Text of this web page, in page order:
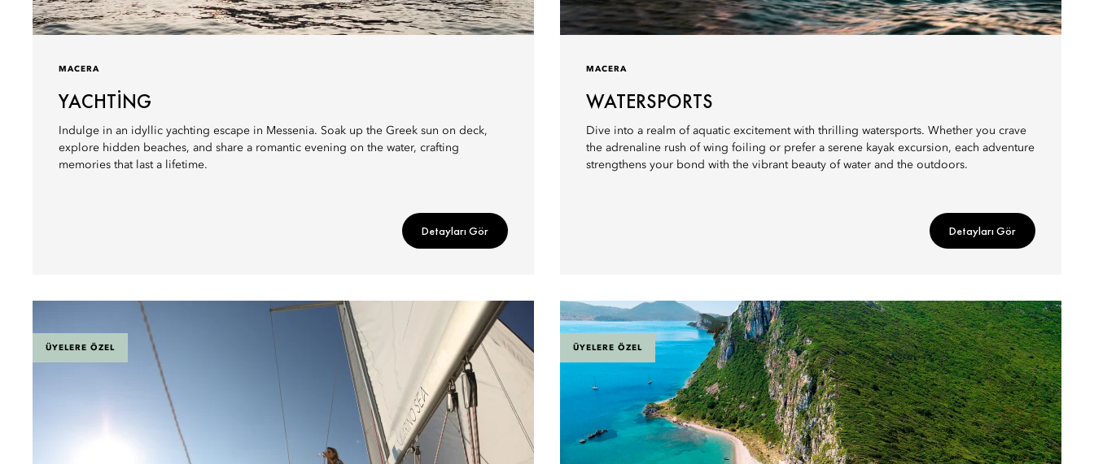
MACERA
YACHTING
Indulge in an idyllic yachting escape in Messenia. Soak up the Greek sun on deck,
explore hidden beaches, and share a romantic evening on the water, crafting
memories that last a lifetime.
Detayları Gör
MACERA
WATERSPORTS
Dive into a realm of aquatic excitement with thrilling watersports. Whether you crave
the adrenaline rush of wing foiling or prefer a serene kayak excursion, each adventure
strengthens your bond with the vibrant beauty of water and the outdoors.
Detayları Gör
ÜYELERE ÖZEL ÜYELERE ÖZEL